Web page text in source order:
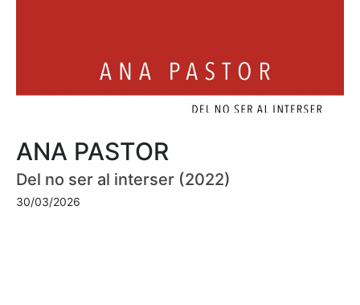
ANA PASTOR
Del no ser al interser (2022)
30/03/2026